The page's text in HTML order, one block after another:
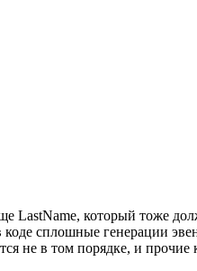
LastName, который тоже
сплошные генерации
не в том порядке, и